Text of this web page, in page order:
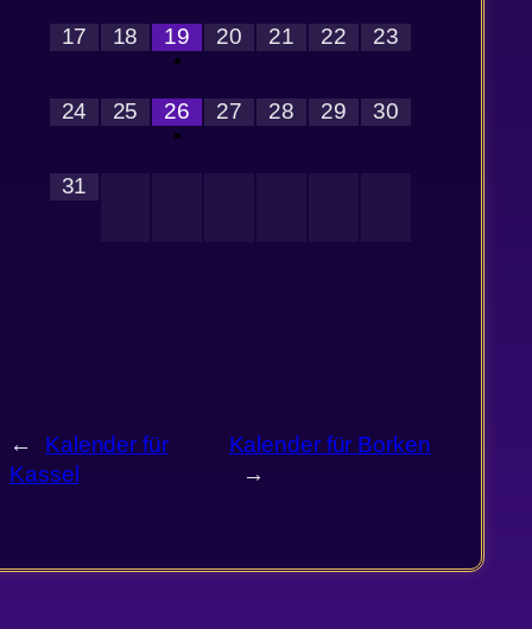
17 18
19
•
20 21 22 23
24 25
26
•
27 28 29 30
31
←
Kalender für
Kassel
Kalender für Borken
→